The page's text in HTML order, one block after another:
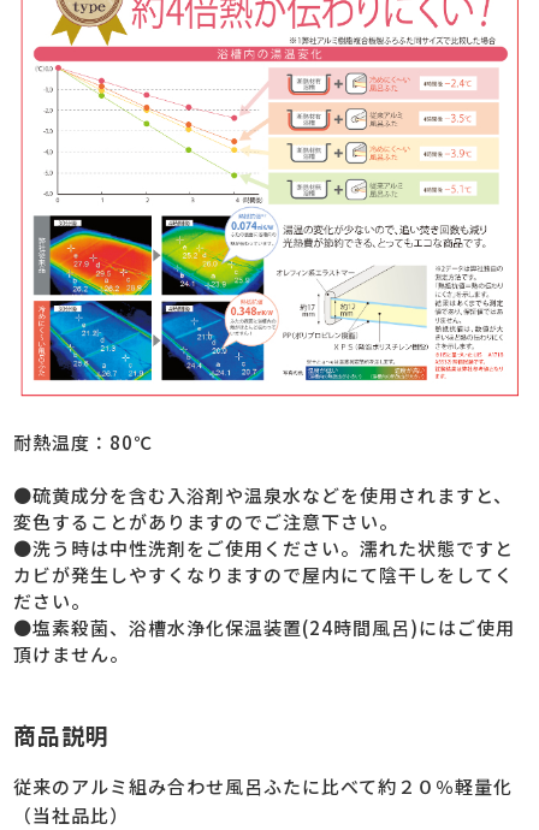
耐熱温度：80℃
●硫黄成分を含む入浴剤や温泉水などを使用されますと、
変色することがありますのでご注意下さい。
●洗う時は中性洗剤をご使用ください。濡れた状態ですと
カビが発生しやすくなりますので屋内にて陰干しをしてく
ださい。
●塩素殺菌、浴槽水浄化保温装置(24時間風呂)にはご使用
頂けません。
商品説明
従来のアルミ組み合わせ風呂ふたに比べて約２０％軽量化
（当社品比）